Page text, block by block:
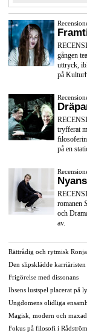
gången
uttryck,
på
tryfferat
på en
romanen
och
av.
Rättrådig och rytmisk Ronja
Den slipsklädde
Frigörelse med dissonans
Ibsens lustspel placerat på
Ungdomens olidliga
Magisk, modern och
Fokus på filosofi i